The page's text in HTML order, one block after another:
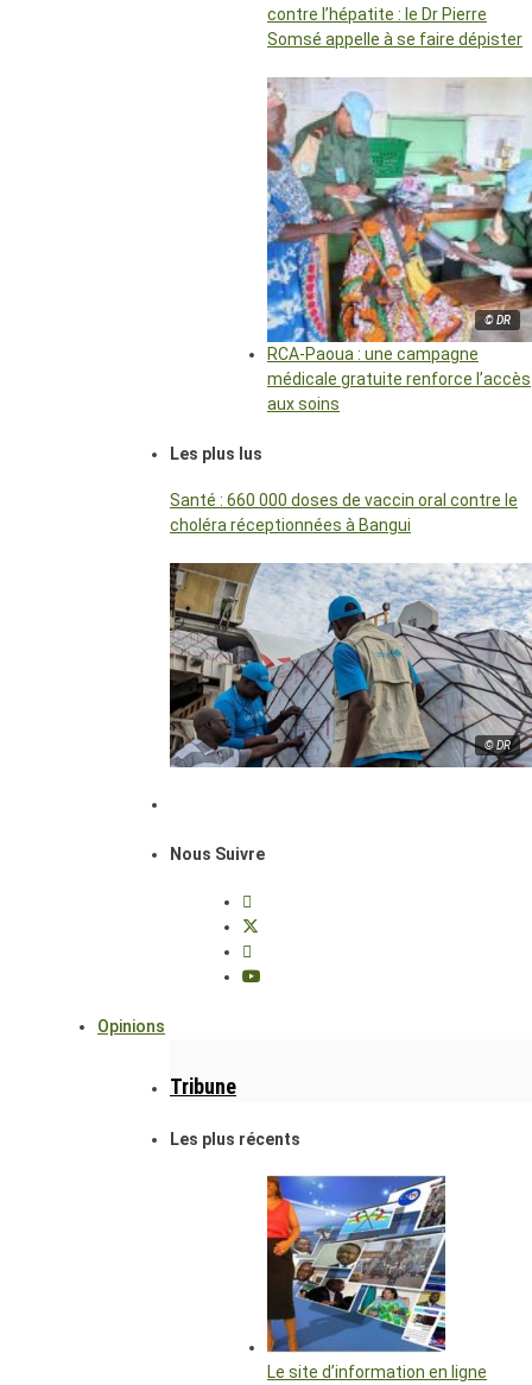
contre l’hépatite : le Dr Pierre
Somsé appelle à se faire dépister
© DR
RCA-Paoua : une campagne
médicale gratuite renforce l’accès
aux soins
Les plus lus
Santé : 660 000 doses de vaccin oral contre le
choléra réceptionnées à Bangui
© DR
Nous Suivre
Opinions
Tribune
Les plus récents
Le site d’information en ligne